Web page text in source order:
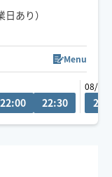
あり）
身体を整えてお
りのとさせてい
どをお知らせい
Menu
22:00 22:30
08/08